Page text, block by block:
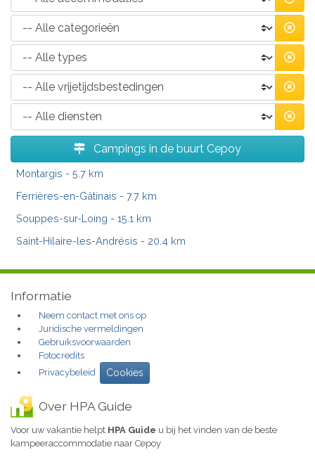
Campings in de buurt Cepoy
Montargis - 5.7 km
Ferrières-en-Gâtinais - 7.7 km
Souppes-sur-Loing - 15.1 km
Saint-Hilaire-les-Andrésis - 20.4 km
Informatie
Neem contact met ons op
Juridische vermeldingen
Gebruiksvoorwaarden
Fotocredits
Privacybeleid
Cookies
Over HPA Guide
Voor uw vakantie helpt HPA Guide u bij het vinden van de beste
kampeeraccommodatie naar Cepoy